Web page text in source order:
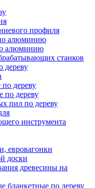
профиля
алюминию
алюминию
станков
дереву
дереву
по дереву
пил по дереву
инструмента
евровагонки
доски
древесины на
бланкетные по дереву